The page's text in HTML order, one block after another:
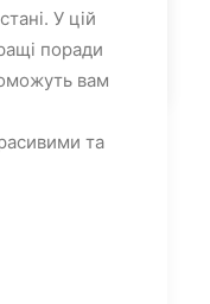
У цій
поради
вам
та